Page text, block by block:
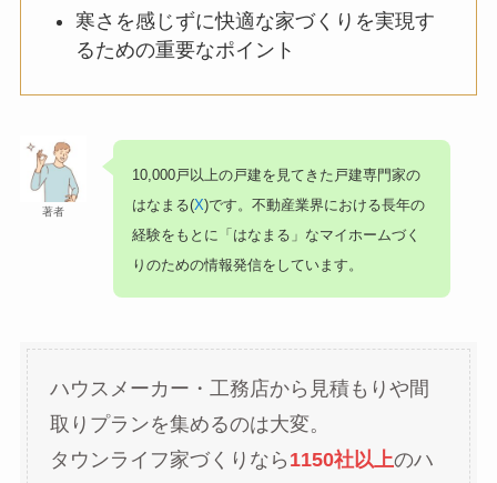
寒さを感じずに快適な家づくりを実現す
るための重要なポイント
著者
10,000戸以上の戸建を見てきた戸建専門家の
はなまる(X)です。不動産業界における長年の
経験をもとに「はなまる」なマイホームづく
りのための情報発信をしています。
ハウスメーカー・工務店から見積もりや間
取りプランを集めるのは大変。
タウンライフ家づくりなら 1150社以上のハ